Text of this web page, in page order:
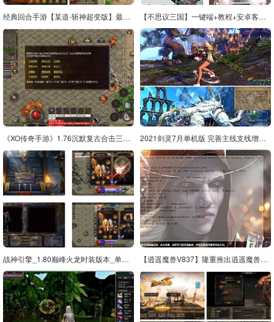
经典回合手游【某道-斩神超变版】最新整理Win系服务端+安卓+充值后台+详细搭建教程 【不思议三国】一键端+教程+安卓客户端
《XO传奇手游》1.76沉默复古合击三职业版传奇手游，支持PC、安卓和IOS三端互通，附带Win学习手工搭建服务端，通用视频教程 2021剑灵7月单机版 完善主线支线增加若干服装 捏脸 补丁 GM
战神引擎_1.80巅峰火龙时装版本_单职业传奇手游_苹果IOS安卓双端_Win服务端 【逍遥魔兽V837】隆重推出逍遥魔兽V837！带全新一键端工具